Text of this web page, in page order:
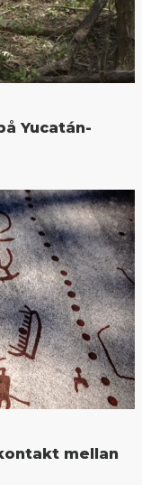
Yucatán-
mellan